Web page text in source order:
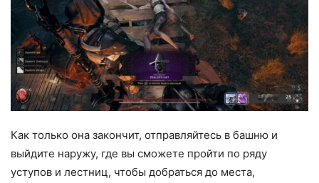
Как только она закончит, отправляйтесь в башню и
выйдите наружу, где вы сможете пройти по ряду
уступов и лестниц, чтобы добраться до места,